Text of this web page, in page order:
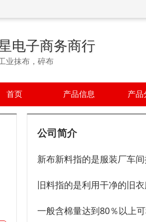
电子商务商行
业抹布，碎布
首页 产品信息 产品
公司简介
新布新料指的是服装厂车
旧料指的是利用干净的旧衣
一般含棉量达到80％以上